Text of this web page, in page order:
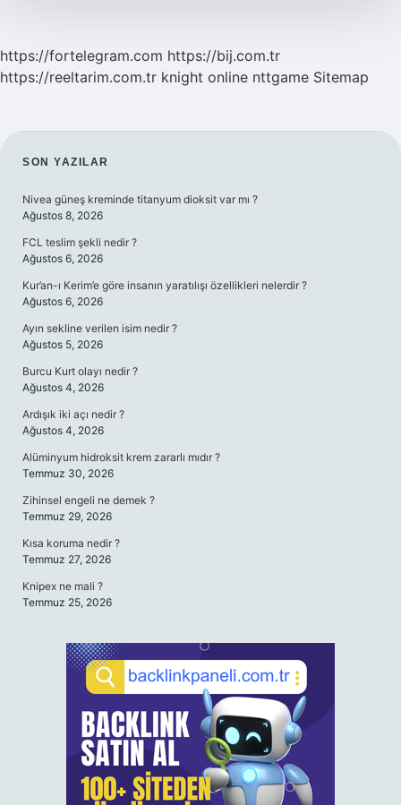
https://fortelegram.com https://bij.com.tr
https://reeltarim.com.tr knight online nttgame Sitemap
SIDEBAR
SON YAZILAR
Nivea güneş kreminde titanyum dioksit var mı ?
Ağustos 8, 2026
FCL teslim şekli nedir ?
Ağustos 6, 2026
Kur’an-ı Kerim’e göre insanın yaratılışı özellikleri nelerdir ?
Ağustos 6, 2026
Ayın sekline verilen isim nedir ?
Ağustos 5, 2026
Burcu Kurt olayı nedir ?
Ağustos 4, 2026
Ardışık iki açı nedir ?
Ağustos 4, 2026
Alüminyum hidroksit krem zararlı mıdır ?
Temmuz 30, 2026
Zihinsel engeli ne demek ?
Temmuz 29, 2026
Kısa koruma nedir ?
Temmuz 27, 2026
Knipex ne mali ?
Temmuz 25, 2026